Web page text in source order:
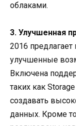
облаками.
3. Улучшенная
2016
улучшенные
Включена
таких как
создавать
данных. Кроме